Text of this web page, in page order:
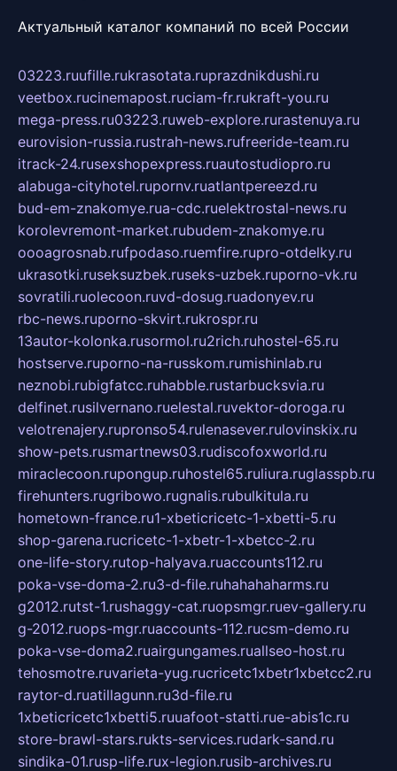
Актуальный каталог компаний по всей России
03223.ruufille.rukrasotata.ruprazdnikdushi.ru
veetbox.rucinemapost.ruciam-fr.rukraft-you.ru
mega-press.ru03223.ruweb-explore.rurastenuya.ru
eurovision-russia.rustrah-news.rufreeride-team.ru
itrack-24.rusexshopexpress.ruautostudiopro.ru
alabuga-cityhotel.rupornv.ruatlantpereezd.ru
bud-em-znakomye.rua-cdc.ruelektrostal-news.ru
korolevremont-market.rubudem-znakomye.ru
oooagrosnab.rufpodaso.ruemfire.rupro-otdelky.ru
ukrasotki.ruseksuzbek.ruseks-uzbek.ruporno-vk.ru
sovratili.ruolecoon.ruvd-dosug.ruadonyev.ru
rbc-news.ruporno-skvirt.rukrospr.ru
13autor-kolonka.rusormol.ru2rich.ruhostel-65.ru
hostserve.ruporno-na-russkom.rumishinlab.ru
neznobi.rubigfatcc.ruhabble.rustarbucksvia.ru
delfinet.rusilvernano.ruelestal.ruvektor-doroga.ru
velotrenajery.rupronso54.rulenasever.rulovinskix.ru
show-pets.rusmartnews03.rudiscofoxworld.ru
miraclecoon.rupongup.ruhostel65.ruliura.ruglasspb.ru
firehunters.rugribowo.rugnalis.rubulkitula.ru
hometown-france.ru1-xbeticricetc-1-xbetti-5.ru
shop-garena.rucricetc-1-xbetr-1-xbetcc-2.ru
one-life-story.rutop-halyava.ruaccounts112.ru
poka-vse-doma-2.ru3-d-file.ruhahahaharms.ru
g2012.rutst-1.rushaggy-cat.ruopsmgr.ruev-gallery.ru
g-2012.ruops-mgr.ruaccounts-112.rucsm-demo.ru
poka-vse-doma2.ruairgungames.ruallseo-host.ru
tehosmotre.ruvarieta-yug.rucricetc1xbetr1xbetcc2.ru
raytor-d.ruatillagunn.ru3d-file.ru
1xbeticricetc1xbetti5.ruuafoot-statti.rue-abis1c.ru
store-brawl-stars.rukts-services.rudark-sand.ru
sindika-01.rusp-life.rux-legion.rusib-archives.ru